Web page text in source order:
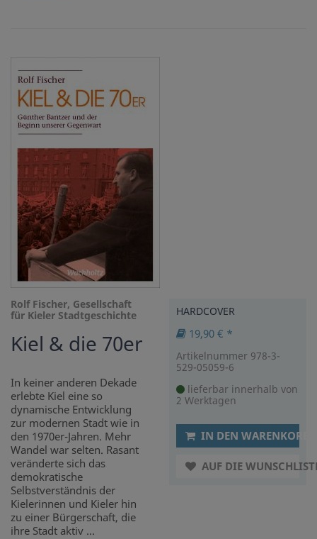
Rolf Fischer, Gesellschaft
für Kieler Stadtgeschichte
Kiel & die 70er
In keiner anderen Dekade
erlebte Kiel eine so
dynamische Entwicklung
zur modernen Stadt wie in
den 1970er-Jahren. Mehr
Wandel war selten. Rasant
veränderte sich das
demokratische
Selbstverständnis der
Kielerinnen und Kieler hin
zu einer Bürgerschaft, die
ihre Stadt aktiv ...
HARDCOVER
19,90 € *
Artikelnummer 978-3-
529-05059-6
lieferbar innerhalb von
2 Werktagen
IN DEN WARENKORB
AUF DIE